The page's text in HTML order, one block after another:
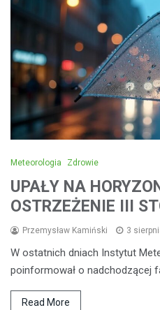
Meteorologia Zdrowie
UPAŁY NA
OSTRZEŻENIE III
Przemysław Kamiński 3
W ostatnich dniach Instytut
poinformował o nadchodzącej
Read More